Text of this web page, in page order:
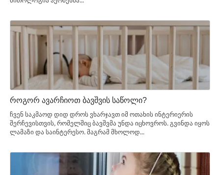
როგორ ავარჩიოთ ბავშვის საწოლი?
ჩვენ საკმაოდ დიდ დროს ვხარჯავთ იმ ოთახის ინტერიერის
შერჩევისთვის, რომელშიც ბავშვმა უნდა იცხოვროს. გვინდა იყოს
ლამაზი და საინტერესო. მაგრამ მხოლოდ...